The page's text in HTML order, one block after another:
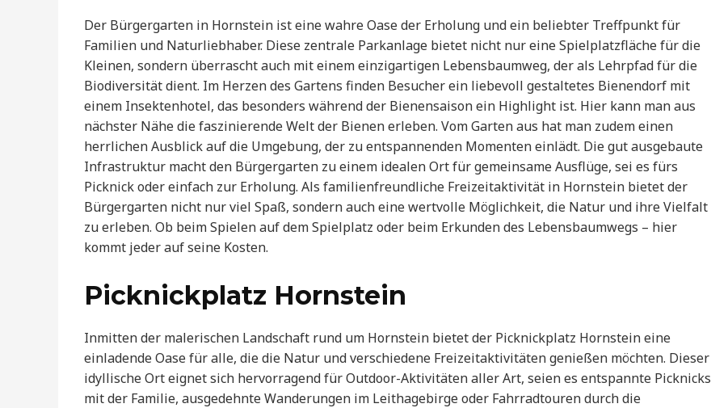
Der Bürgergarten in Hornstein ist eine wahre Oase der Erholung und ein beliebter Treffpunkt für
Familien und Naturliebhaber. Diese zentrale Parkanlage bietet nicht nur eine Spielplatzfläche für die
Kleinen, sondern überrascht auch mit einem einzigartigen Lebensbaumweg, der als Lehrpfad für die
Biodiversität dient. Im Herzen des Gartens finden Besucher ein liebevoll gestaltetes Bienendorf mit
einem Insektenhotel, das besonders während der Bienensaison ein Highlight ist. Hier kann man aus
nächster Nähe die faszinierende Welt der Bienen erleben. Vom Garten aus hat man zudem einen
herrlichen Ausblick auf die Umgebung, der zu entspannenden Momenten einlädt. Die gut ausgebaute
Infrastruktur macht den Bürgergarten zu einem idealen Ort für gemeinsame Ausflüge, sei es fürs
Picknick oder einfach zur Erholung. Als familienfreundliche Freizeitaktivität in Hornstein bietet der
Bürgergarten nicht nur viel Spaß, sondern auch eine wertvolle Möglichkeit, die Natur und ihre Vielfalt
zu erleben. Ob beim Spielen auf dem Spielplatz oder beim Erkunden des Lebensbaumwegs – hier
kommt jeder auf seine Kosten.
Picknickplatz Hornstein
Inmitten der malerischen Landschaft rund um Hornstein bietet der Picknickplatz Hornstein eine
einladende Oase für alle, die die Natur und verschiedene Freizeitaktivitäten genießen möchten. Dieser
idyllische Ort eignet sich hervorragend für Outdoor-Aktivitäten aller Art, seien es entspannte Picknicks
mit der Familie, ausgedehnte Wanderungen im Leithagebirge oder Fahrradtouren durch die